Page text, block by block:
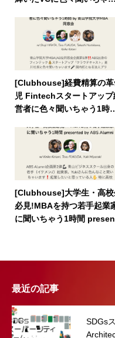
[Clubhouse]経費精算の革
児 Fintechスタートアップ
営者に色々聞いちゃう1時
[Clubhouse]大学生・高校
必見!MBAを持つ若手起業
に聞いちゃう1時間
最近の記事
SDGs